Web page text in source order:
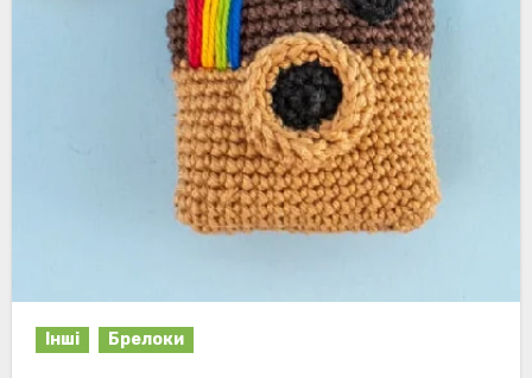
Інші Брелоки